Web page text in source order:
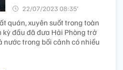
22/07/2023 08:35’
quán, xuyên suốt trong toàn
đầu đã đưa Hải Phòng trở
nước trong bối cảnh có nhiều